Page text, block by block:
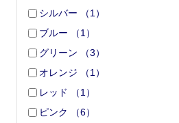
シルバー
（1 ）
ブルー
（1 ）
グリーン
（3）
オレンジ
（1 ）
レッド
（1 ）
ピンク
（6）